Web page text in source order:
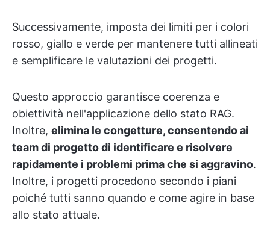
Successivamente, imposta dei limiti per i colori
rosso, giallo e verde per mantenere tutti allineati
e semplificare le valutazioni dei progetti.
Questo approccio garantisce coerenza e
obiettività nell'applicazione dello stato RAG.
Inoltre, elimina le congetture, consentendo ai
team di progetto di identificare e risolvere
rapidamente i problemi prima che si aggravino.
Inoltre, i progetti procedono secondo i piani
poiché tutti sanno quando e come agire in base
allo stato attuale.